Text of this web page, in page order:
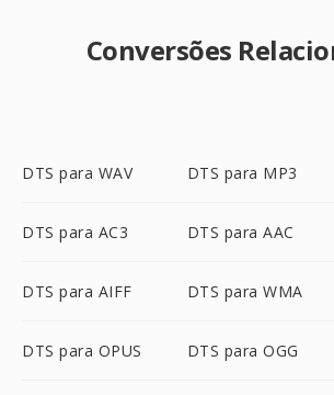
Conversões
DTS para WAV DTS para MP3
DTS para AC3 DTS para AAC
DTS para AIFF DTS para WMA
DTS para OPUS DTS para OGG